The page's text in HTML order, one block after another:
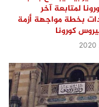
لمتابعة آخر
بخطة مواجهة أزمة
كورونا